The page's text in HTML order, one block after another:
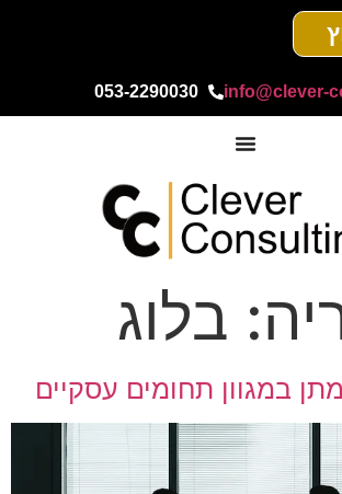
info@clever-
053-2290030
בלוג
במגוון תחומים עסקיים